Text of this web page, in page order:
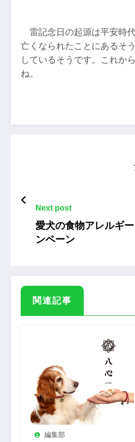
雷記念日の起源は平安時
亡くなられたことにあるそ
しているそうです。これか
ね。
Next post
愛犬の食物アレルギ
ンペーン
関連記事
編集部